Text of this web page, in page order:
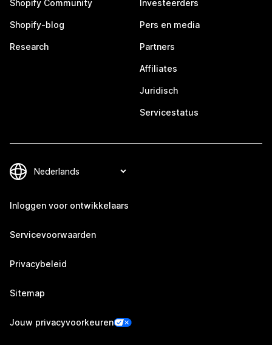
Shopify Community
Shopify-blog
Research
Investeerders
Pers en media
Partners
Affiliates
Juridisch
Servicestatus
Inloggen voor ontwikkelaars
Servicevoorwaarden
Privacybeleid
Sitemap
Jouw privacyvoorkeuren